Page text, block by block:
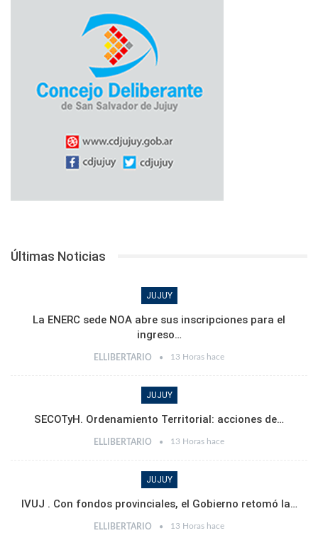
Últimas Noticias
JUJUY
La ENERC sede NOA abre sus inscripciones para el
ingreso…
ELLIBERTARIO 13 Horas hace
JUJUY
SECOTyH. Ordenamiento Territorial: acciones de…
ELLIBERTARIO 13 Horas hace
JUJUY
IVUJ . Con fondos provinciales, el Gobierno retomó la…
ELLIBERTARIO 13 Horas hace